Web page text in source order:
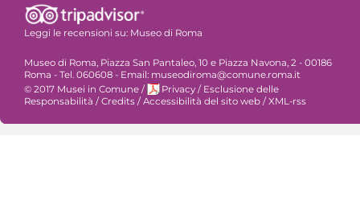
Leggi le recensioni su: Museo di Roma
Museo di Roma, Piazza San Pantaleo, 10 e Piazza Navona, 2 - 00186
Roma - Tel. 060608 - Email: museodiroma@comune.roma.it
© 2017 Musei in Comune / Privacy / Esclusione delle
Responsabilità /Credits /Accessibilità del sito web /XML-rss